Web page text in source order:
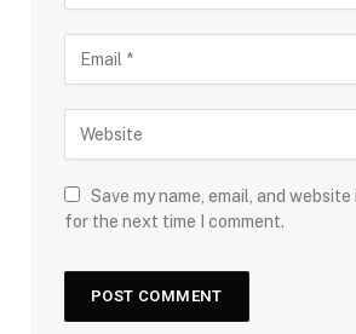
Save my name, email, and
for the next time I comment.